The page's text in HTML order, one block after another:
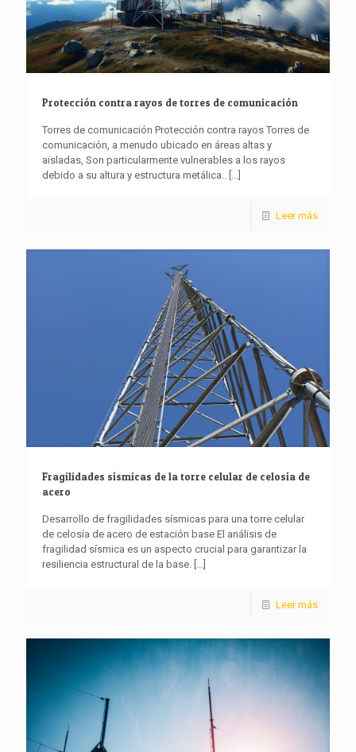
Protección contra rayos de torres de comunicación
Torres de comunicación Protección contra rayos Torres de
comunicación, a menudo ubicado en áreas altas y
aisladas, Son particularmente vulnerables a los rayos
debido a su altura y estructura metálica.. [...]
Leer más
Fragilidades sísmicas de la torre celular de celosía de
acero
Desarrollo de fragilidades sísmicas para una torre celular
de celosía de acero de estación base El análisis de
fragilidad sísmica es un aspecto crucial para garantizar la
resiliencia estructural de la base. [...]
Leer más